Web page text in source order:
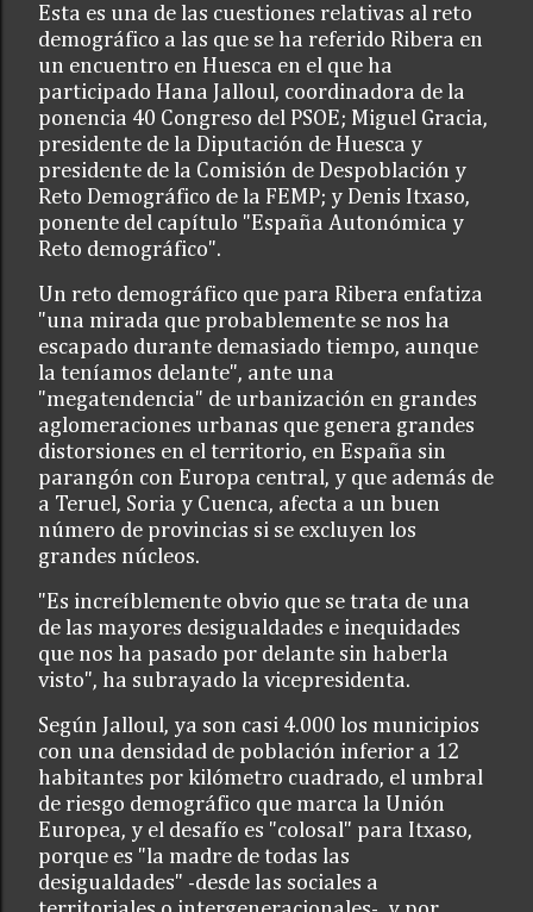
Esta es una de las cuestiones relativas al reto
demográfico a las que se ha referido Ribera en
un encuentro en Huesca en el que ha
participado Hana Jalloul, coordinadora de la
ponencia 40 Congreso del PSOE; Miguel Gracia,
presidente de la Diputación de Huesca y
presidente de la Comisión de Despoblación y
Reto Demográfico de la FEMP; y Denis Itxaso,
ponente del capítulo "España Autonómica y
Reto demográfico".
Un reto demográfico que para Ribera enfatiza
"una mirada que probablemente se nos ha
escapado durante demasiado tiempo, aunque
la teníamos delante", ante una
"megatendencia" de urbanización en grandes
aglomeraciones urbanas que genera grandes
distorsiones en el territorio, en España sin
parangón con Europa central, y que además de
a Teruel, Soria y Cuenca, afecta a un buen
número de provincias si se excluyen los
grandes núcleos.
"Es increíblemente obvio que se trata de una
de las mayores desigualdades e inequidades
que nos ha pasado por delante sin haberla
visto", ha subrayado la vicepresidenta.
Según Jalloul, ya son casi 4.000 los municipios
con una densidad de población inferior a 12
habitantes por kilómetro cuadrado, el umbral
de riesgo demográfico que marca la Unión
Europea, y el desafío es "colosal" para Itxaso,
porque es "la madre de todas las
desigualdades" -desde las sociales a